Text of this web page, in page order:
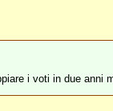
i voti in due anni